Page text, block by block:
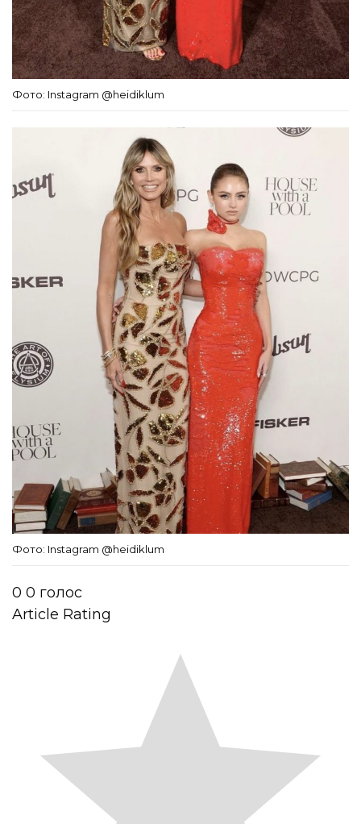
Фото: Instagram @heidiklum
Фото: Instagram @heidiklum
0 0 голос
Article Rating